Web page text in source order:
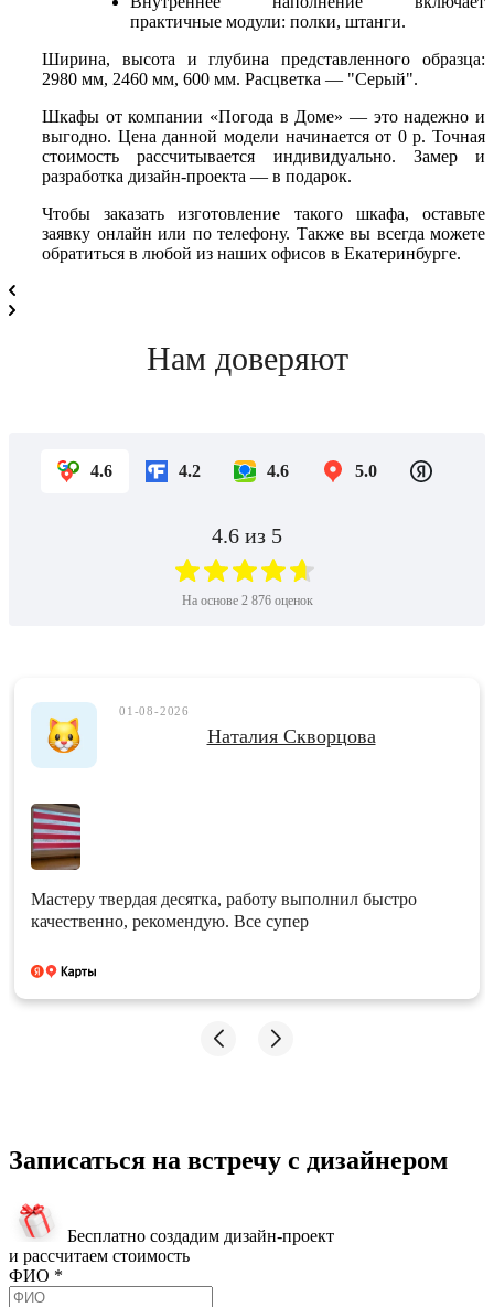
практичные модули: полки, штанги.
Ширина, высота и глубина представленного образца:
2980 мм, 2460 мм, 600 мм. Расцветка — "Серый".
Шкафы от компании «Погода в Доме» — это надежно и
выгодно. Цена данной модели начинается от 0 р. Точная
стоимость рассчитывается индивидуально. Замер и
разработка дизайн-проекта — в подарок.
Чтобы заказать изготовление такого шкафа, оставьте
заявку онлайн или по телефону. Также вы всегда можете
обратиться в любой из наших офисов в Екатеринбурге.
Нам доверяют
4.6 4.2 4.6 5.0
4.6 из 5
На основе 2 876оценок
01-08-2026
Наталия Скворцова
Мастеру твердая десятка, работу выполнил быстро
качественно, рекомендую. Все супер
Записаться на встречу с дизайнером
Бесплатно создадим дизайн-проект
и рассчитаем стоимость
ФИО *